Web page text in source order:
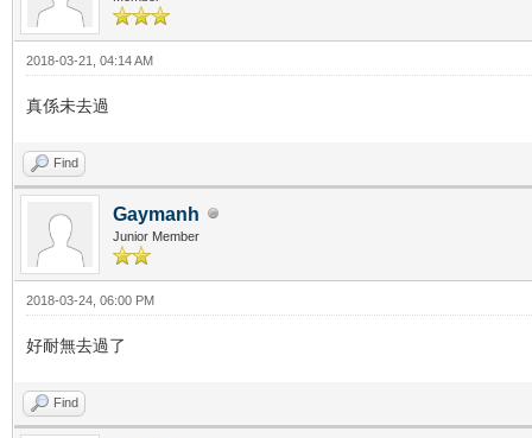
2018-03-21, 04:14 AM
真係未去過
Find
Gaymanh
Junior Member
2018-03-24, 06:00 PM
好耐無去過了
Find